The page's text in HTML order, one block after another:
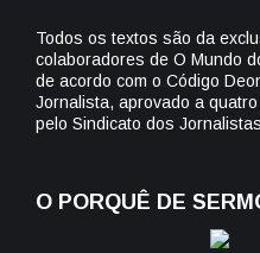
Todos os textos são da
colaboradores de O Mundo
de acordo com o Código
Jornalista, aprovado a
pelo Sindicato dos
O PORQUÊ DE